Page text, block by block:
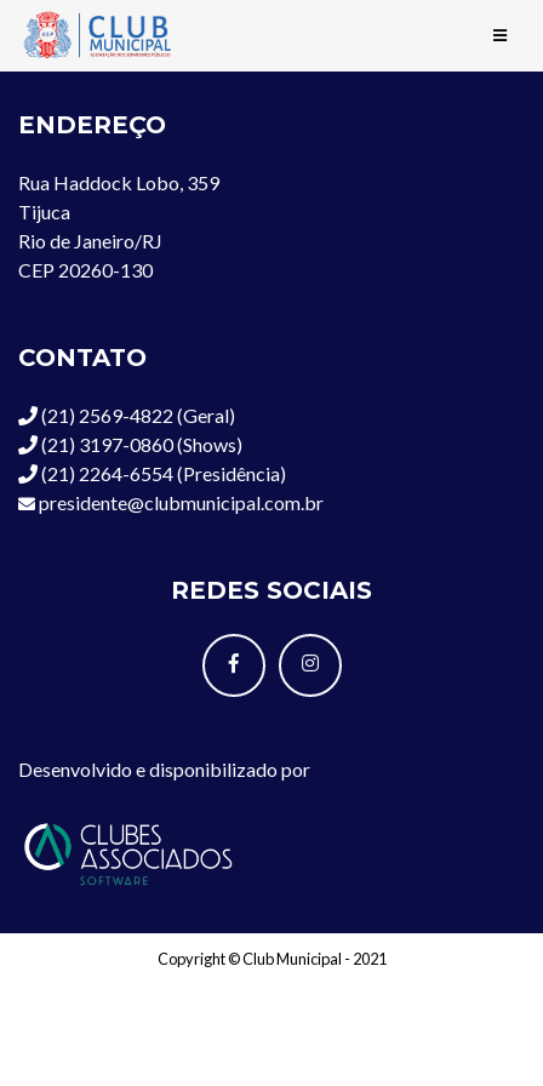
ENDEREÇO
Rua Haddock Lobo, 359
Tijuca
Rio de Janeiro/RJ
CEP 20260-130
CONTATO
(21) 2569-4822 (Geral)
(21) 3197-0860 (Shows)
(21) 2264-6554 (Presidência)
presidente@clubmunicipal.com.br
REDES SOCIAIS
Desenvolvido e disponibilizado por
Copyright © Club Municipal - 2021